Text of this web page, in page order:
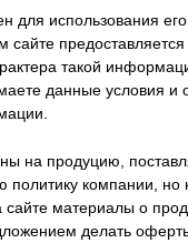
для использования
такой
данные условия и
на продуцию,
политику компании,
материалы о
делать